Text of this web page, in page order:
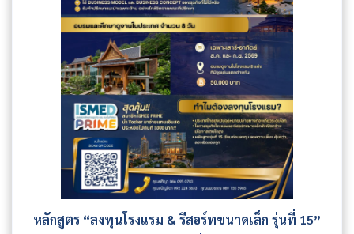
หลักสูตร “ลงทุนโรงแรม & รีสอร์ทขนาดเล็ก รุ่นที่ 15”